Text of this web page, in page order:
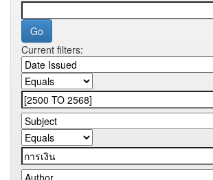
Current filters: